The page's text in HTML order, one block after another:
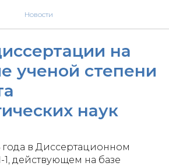
Новости
на
ученой степени
наук
года в Диссертационном
1, действующем на базе